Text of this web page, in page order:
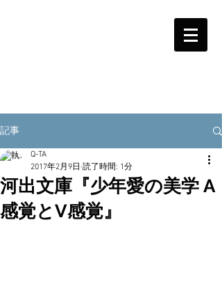
記事
河出文庫『少年愛の美学 A
感覚とV感覚』
Q-TA
2017年2月9日 読了時間: 1分